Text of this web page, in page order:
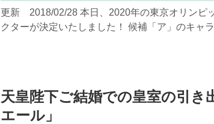
更新 2018/02/28 本日、2020年の東京オリンピ
クターが決定いたしました！ 候補「ア」のキャ
天皇陛下ご結婚での皇室の引き
エール」